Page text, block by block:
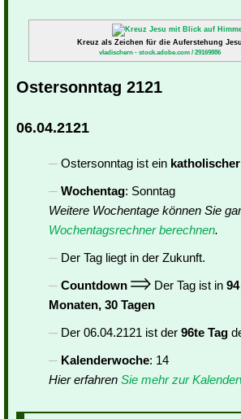
Kreuz als Zeichen für die Auferstehung Jesu
vladischern - stock.adobe.com / 29169886
Ostersonntag 2121
06.04.2121
Ostersonntag ist ein
Wochentag: Sonntag
Weitere Wochentage können Sie
Wochentagsrechner berechnen.
Der Tag liegt in der Zukunft.
Countdown
Der Tag ist in
Monaten, 30 Tagen
Der 06.04.2121 ist der 96te Tag
Kalenderwoche: 14
Hier erfahren Sie mehr zur